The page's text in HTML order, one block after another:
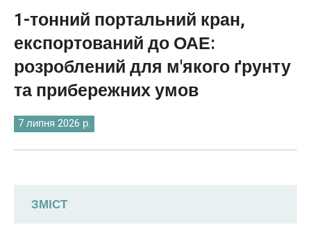
1-тонний портальний кран,
експортований до ОАЕ:
розроблений для м'якого ґрунту
та прибережних умов
7 липня 2026 р.
ЗМІСТ
Kiswahili
Norsk
O‘zbekcha